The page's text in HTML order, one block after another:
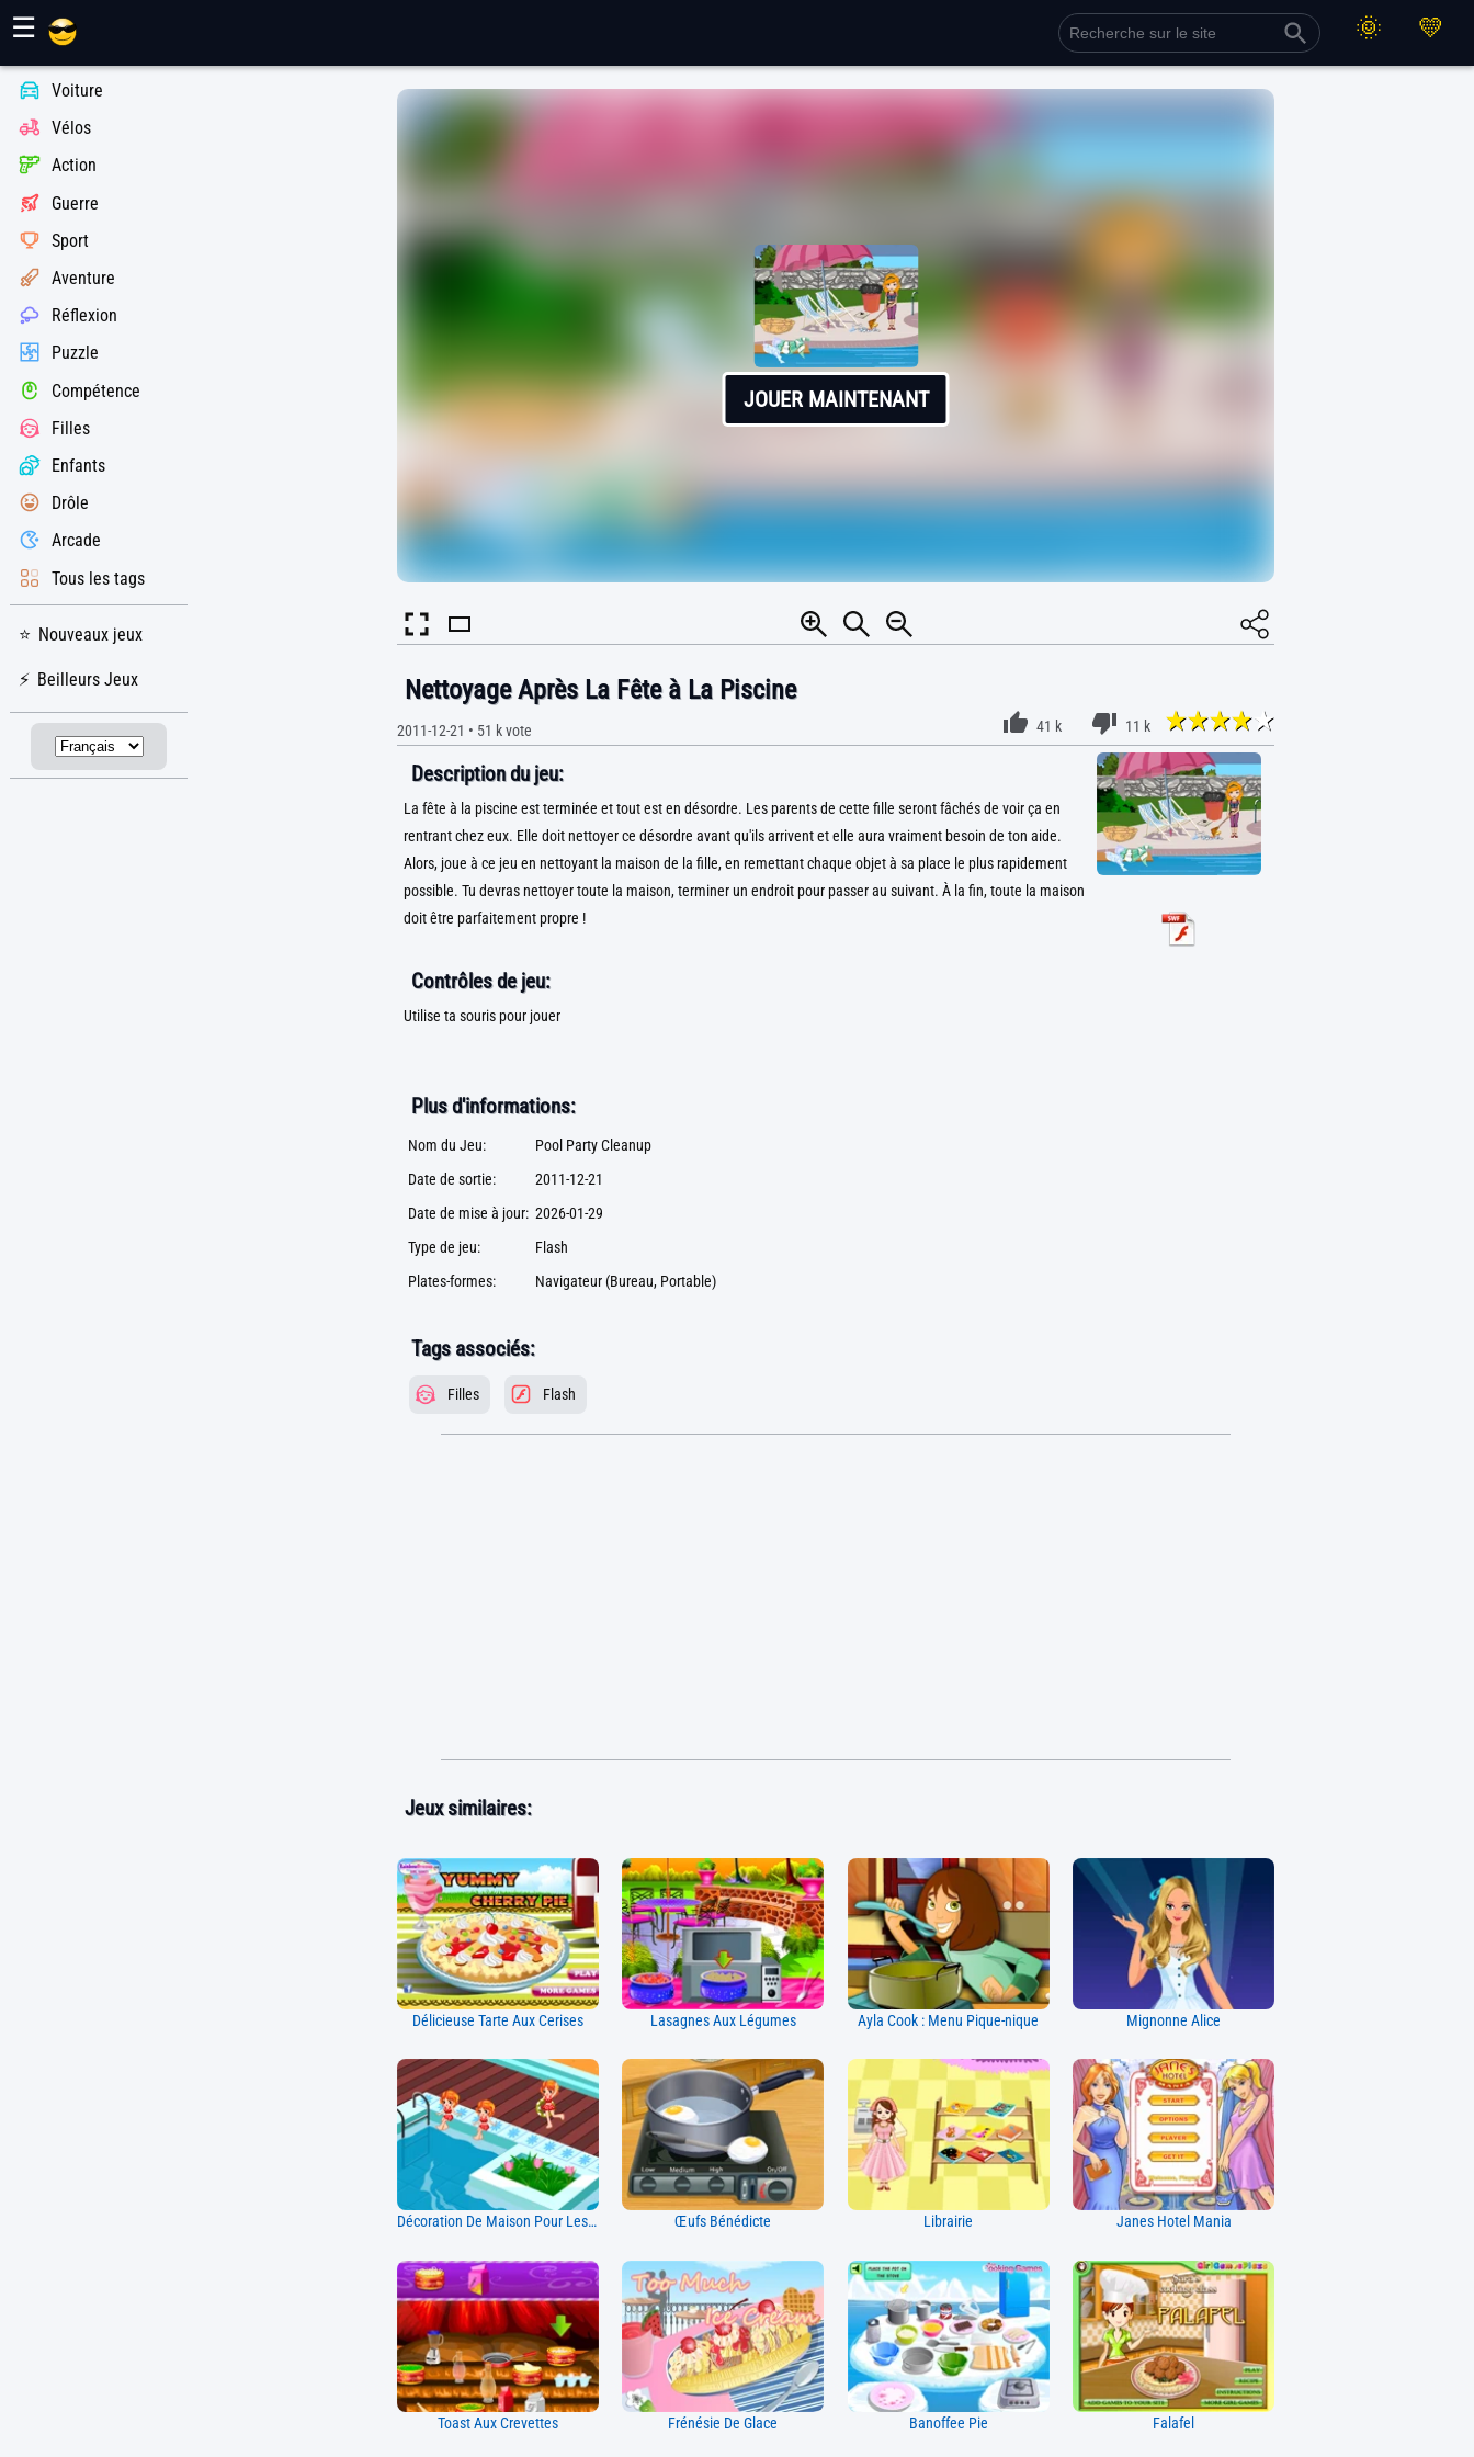
☰
Voiture
Vélos
Action
Guerre
Sport
Aventure
Réflexion
Puzzle
Compétence
Filles
Enfants
Drôle
Arcade
Tous les tags
Nouveaux jeux
Beilleurs Jeux
JOUER MAINTENANT
Nettoyage Après La Fête à La Piscine
2011-12-21 • 51 kvote 41 k 11 k
Description du jeu:
La fête à la piscine est terminée et tout est en désordre. Les parents de cette fille seront fâchés de voir ça en
rentrant chez eux. Elle doit nettoyer ce désordre avant qu'ils arrivent et elle aura vraiment besoin de ton aide.
Alors, joue à ce jeu en nettoyant la maison de la fille, en remettant chaque objet à sa place le plus rapidement
possible. Tu devras nettoyer toute la maison, terminer un endroit pour passer au suivant. À la fin, toute la maison
doit être parfaitement propre !
Contrôles de jeu:
Utilise ta souris pour jouer
Plus d'informations:
Nom du Jeu:
Pool Party Cleanup
Date de sortie:
2011-12-21
Date de mise à jour: 2026-01-29
Type de jeu:
Flash
Plates-formes:
Navigateur (Bureau, Portable)
Tags associés:
Filles Flash
Jeux similaires:
Délicieuse Tarte Aux Cerises Lasagnes Aux Légumes Ayla Cook : Menu Pique-nique Mignonne Alice
Décoration De Maison Pour Les Vacances D'été De Tessa Œufs Bénédicte Librairie Janes Hotel Mania
Toast Aux Crevettes Frénésie De Glace Banoffee Pie Falafel